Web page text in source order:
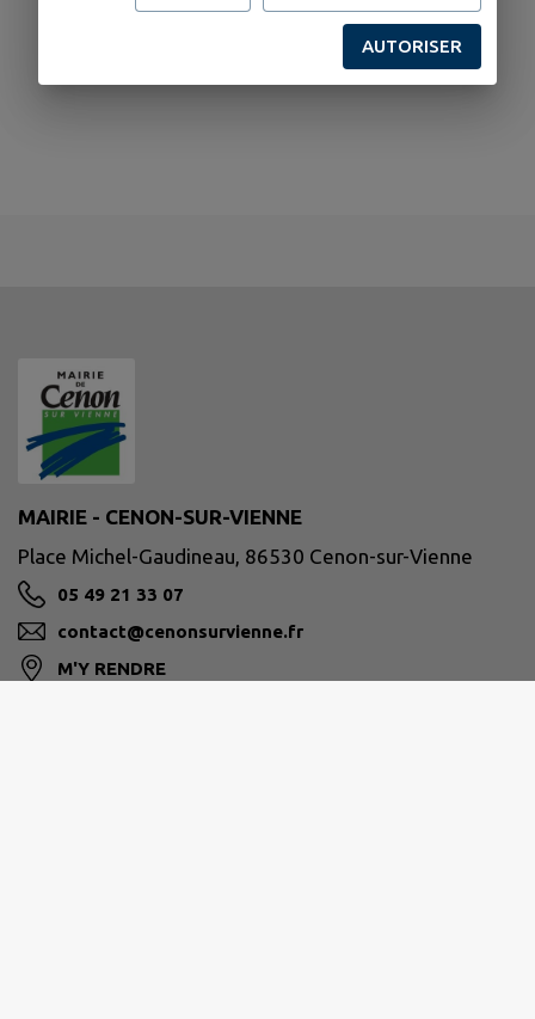
MAIRIE - CENON-SUR-VIENNE
Place Michel-Gaudineau, 86530 Cenon-sur-Vienne
05 49 21 33 07
contact@cenonsurvienne.fr
M'Y RENDRE
AUTORISER